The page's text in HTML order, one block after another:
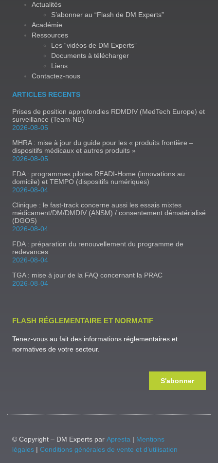
Actualités
S’abonner au “Flash de DM Experts”
Académie
Ressources
Les “vidéos de DM Experts”
Documents à télécharger
Liens
Contactez-nous
ARTICLES RECENTS
Prises de position approfondies RDMDIV (MedTech Europe) et
surveillance (Team-NB)
2026-08-05
MHRA : mise à jour du guide pour les « produits frontière –
dispositifs médicaux et autres produits »
2026-08-05
FDA : programmes pilotes READI-Home (innovations au
domicile) et TEMPO (dispositifs numériques)
2026-08-04
Clinique : le fast-track concerne aussi les essais mixtes
médicament/DM/DMDIV (ANSM) / consentement dématérialisé
(DGOS)
2026-08-04
FDA : préparation du renouvellement du programme de
redevances
2026-08-04
TGA : mise à jour de la FAQ concernant la PRAC
2026-08-04
FLASH RÉGLEMENTAIRE ET NORMATIF
Tenez-vous au fait des informations réglementaires et
normatives de votre secteur.
S'abonner
© Copyright – DM Experts par Apresta | Mentions
légales | Conditions générales de vente et d’utilisation